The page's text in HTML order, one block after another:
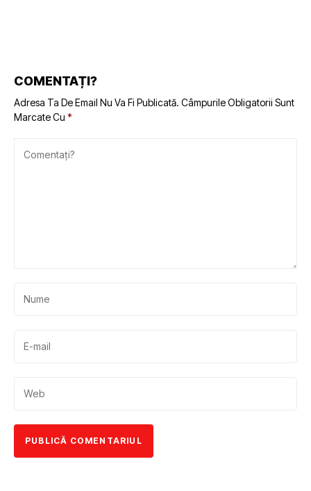
COMENTAȚI?
Adresa Ta De Email Nu Va Fi Publicată. Câmpurile Obligatorii Sunt
Marcate Cu *